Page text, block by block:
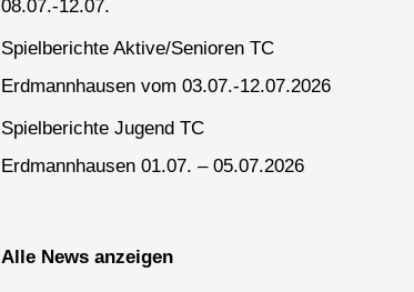
08.07.-12.07.
Spielberichte Aktive/Senioren TC
Erdmannhausen vom 03.07.-12.07.2026
Spielberichte Jugend TC
Erdmannhausen 01.07. – 05.07.2026
Alle News anzeigen